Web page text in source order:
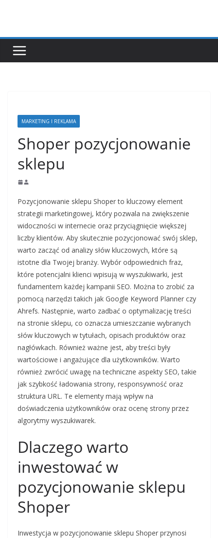
MARKETING I REKLAMA
Shoper pozycjonowanie
sklepu
Pozycjonowanie sklepu Shoper to kluczowy element
strategii marketingowej, który pozwala na zwiększenie
widoczności w internecie oraz przyciągnięcie większej
liczby klientów. Aby skutecznie pozycjonować swój sklep,
warto zacząć od analizy słów kluczowych, które są
istotne dla Twojej branży. Wybór odpowiednich fraz,
które potencjalni klienci wpisują w wyszukiwarki, jest
fundamentem każdej kampanii SEO. Można to zrobić za
pomocą narzędzi takich jak Google Keyword Planner czy
Ahrefs. Następnie, warto zadbać o optymalizację treści
na stronie sklepu, co oznacza umieszczanie wybranych
słów kluczowych w tytułach, opisach produktów oraz
nagłówkach. Również ważne jest, aby treści były
wartościowe i angażujące dla użytkowników. Warto
również zwrócić uwagę na techniczne aspekty SEO, takie
jak szybkość ładowania strony, responsywność oraz
struktura URL. Te elementy mają wpływ na
doświadczenia użytkowników oraz ocenę strony przez
algorytmy wyszukiwarek.
Dlaczego warto
inwestować w
pozycjonowanie sklepu
Shoper
Inwestycja w pozycjonowanie sklepu Shoper przynosi